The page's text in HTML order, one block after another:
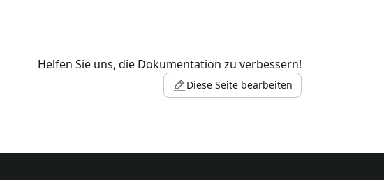
Helfen Sie uns, die Dokumentation zu verbessern!
Diese Seite bearbeiten